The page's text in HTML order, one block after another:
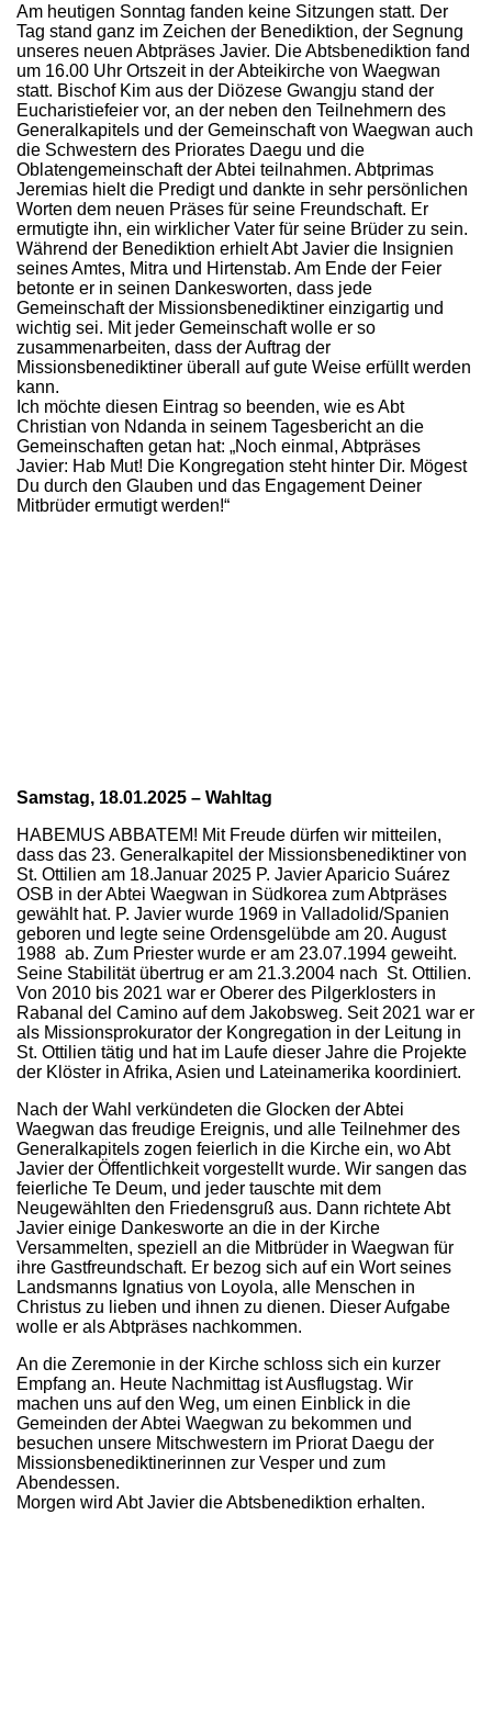
Am heutigen Sonntag fanden keine Sitzungen statt. Der
Tag stand ganz im Zeichen der Benediktion, der Segnung
unseres neuen Abtpräses Javier. Die Abtsbenediktion fand
um 16.00 Uhr Ortszeit in der Abteikirche von Waegwan
statt. Bischof Kim aus der Diözese Gwangju stand der
Eucharistiefeier vor, an der neben den Teilnehmern des
Generalkapitels und der Gemeinschaft von Waegwan auch
die Schwestern des Priorates Daegu und die
Oblatengemeinschaft der Abtei teilnahmen. Abtprimas
Jeremias hielt die Predigt und dankte in sehr persönlichen
Worten dem neuen Präses für seine Freundschaft. Er
ermutigte ihn, ein wirklicher Vater für seine Brüder zu sein.
Während der Benediktion erhielt Abt Javier die Insignien
seines Amtes, Mitra und Hirtenstab. Am Ende der Feier
betonte er in seinen Dankesworten, dass jede
Gemeinschaft der Missionsbenediktiner einzigartig und
wichtig sei. Mit jeder Gemeinschaft wolle er so
zusammenarbeiten, dass der Auftrag der
Missionsbenediktiner überall auf gute Weise erfüllt werden
kann.
Ich möchte diesen Eintrag so beenden, wie es Abt
Christian von Ndanda in seinem Tagesbericht an die
Gemeinschaften getan hat: „Noch einmal, Abtpräses
Javier: Hab Mut! Die Kongregation steht hinter Dir. Mögest
Du durch den Glauben und das Engagement Deiner
Mitbrüder ermutigt werden!“
Samstag, 18.01.2025 – Wahltag
HABEMUS ABBATEM! Mit Freude dürfen wir mitteilen,
dass das 23. Generalkapitel der Missionsbenediktiner von
St. Ottilien am 18.Januar 2025 P. Javier Aparicio Suárez
OSB in der Abtei Waegwan in Südkorea zum Abtpräses
gewählt hat. P. Javier wurde 1969 in Valladolid/Spanien
geboren und legte seine Ordensgelübde am 20. August
1988 ab. Zum Priester wurde er am 23.07.1994 geweiht.
Seine Stabilität übertrug er am 21.3.2004 nach St. Ottilien.
Von 2010 bis 2021 war er Oberer des Pilgerklosters in
Rabanal del Camino auf dem Jakobsweg. Seit 2021 war er
als Missionsprokurator der Kongregation in der Leitung in
St. Ottilien tätig und hat im Laufe dieser Jahre die Projekte
der Klöster in Afrika, Asien und Lateinamerika koordiniert.
Nach der Wahl verkündeten die Glocken der Abtei
Waegwan das freudige Ereignis, und alle Teilnehmer des
Generalkapitels zogen feierlich in die Kirche ein, wo Abt
Javier der Öffentlichkeit vorgestellt wurde. Wir sangen das
feierliche Te Deum, und jeder tauschte mit dem
Neugewählten den Friedensgruß aus. Dann richtete Abt
Javier einige Dankesworte an die in der Kirche
Versammelten, speziell an die Mitbrüder in Waegwan für
ihre Gastfreundschaft. Er bezog sich auf ein Wort seines
Landsmanns Ignatius von Loyola, alle Menschen in
Christus zu lieben und ihnen zu dienen. Dieser Aufgabe
wolle er als Abtpräses nachkommen.
An die Zeremonie in der Kirche schloss sich ein kurzer
Empfang an. Heute Nachmittag ist Ausflugstag. Wir
machen uns auf den Weg, um einen Einblick in die
Gemeinden der Abtei Waegwan zu bekommen und
besuchen unsere Mitschwestern im Priorat Daegu der
Missionsbenediktinerinnen zur Vesper und zum
Abendessen.
Morgen wird Abt Javier die Abtsbenediktion erhalten.